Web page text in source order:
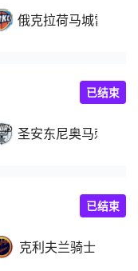
俄克拉荷马城雷霆
圣安东尼奥马刺
已结束
克利夫兰骑士
已结束